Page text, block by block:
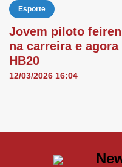
Esporte
Jovem piloto
na carreira e
HB20
12/03/2026 16:04